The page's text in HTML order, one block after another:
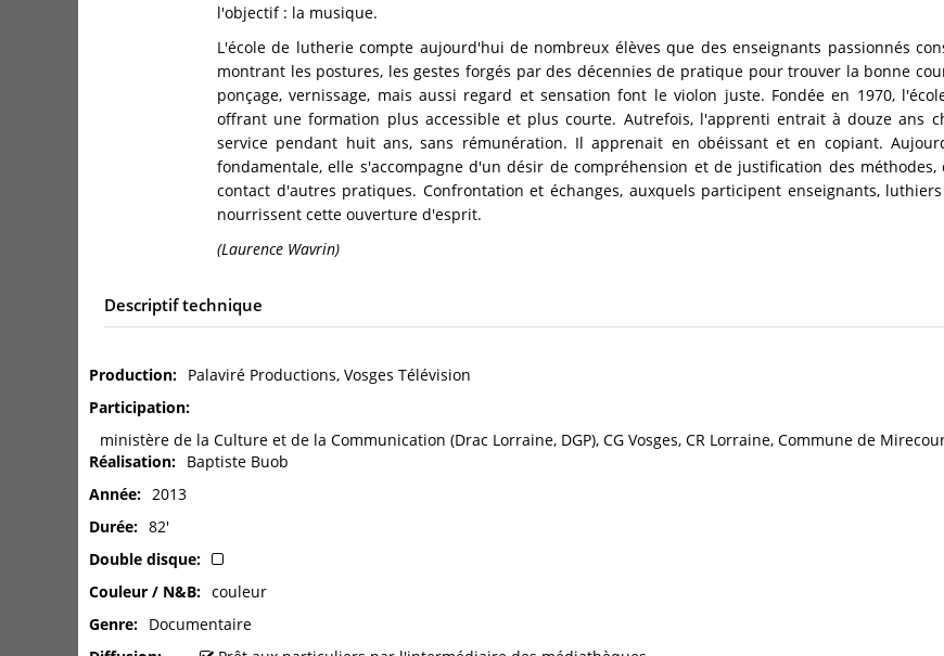
l'objectif : la musique.
L'école de lutherie compte aujourd'hui de nombreux élèves que des enseignants passionnés
montrant les postures, les gestes forgés par des décennies de pratique pour trouver la bonne
ponçage, vernissage, mais aussi regard et sensation font le violon juste. Fondée en 1970,
offrant une formation plus accessible et plus courte. Autrefois, l'apprenti entrait à douze ans
service pendant huit ans, sans rémunération. Il apprenait en obéissant et en copiant.
fondamentale, elle s'accompagne d'un désir de compréhension et de justification des
contact d'autres pratiques. Confrontation et échanges, auxquels participent enseignants,
nourrissent cette ouverture d'esprit.
(Laurence Wavrin)
Descriptif technique
Production
Palaviré Productions, Vosges Télévision
Participation
ministère de la Culture et de la Communication (Drac Lorraine, DGP), CG Vosges, CR Lorraine, Commune de
Réalisation
Baptiste Buob
Année
2013
Durée
82'
Double disque
Couleur / N&B
couleur
Genre
Documentaire